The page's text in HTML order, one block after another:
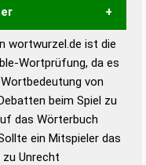
zu
Wortform, um die
Spiel zu
wortwurzel.de ist die
Wortprüfung, da es
von
beim Spiel zu
das Wörterbuch
ein Mitspieler das
zu Unrecht